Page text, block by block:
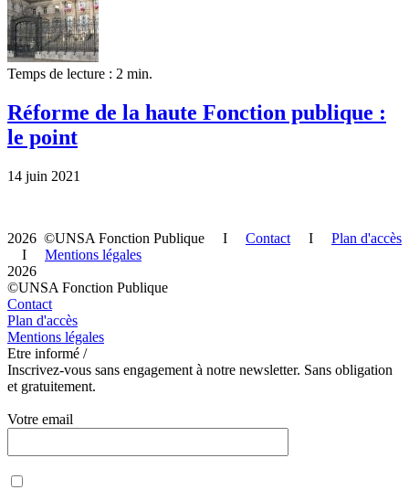
Temps de lecture : 2 min.
Réforme de la haute Fonction publique :
le point
14 juin 2021
2026 ©UNSA Fonction Publique I Contact I Plan d'accès
I Mentions légales
2026
©UNSA Fonction Publique
Contact
Plan d'accès
Mentions légales
Etre informé /
Inscrivez-vous sans engagement à notre newsletter. Sans obligation
et gratuitement.
Votre email